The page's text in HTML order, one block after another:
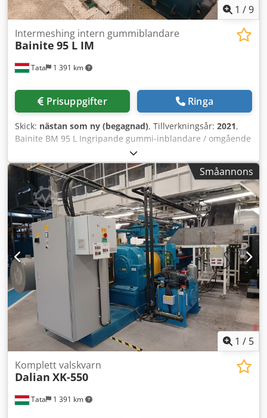
1 /9
Tata 1 391 km
Intermeshing intern gummiblandare
Bainite 95 L IM
Prisuppgifter Ringa
Skick: nästan som ny (begagnad), Tillverkningsår: 2021,
Bainite BM 95 L Ingripande gummi-inblandare / omgående
tillgänglig Modell: 95 L IM Intensiv blandning av olika typer
av gummi Rotortyp: HP-5 Behållarvolym: 95 liter Dosermått:
860 mm x 407,7 mm Doseringskapacitet (kg): 95 x specifik
vikt för blandningen x fyllnadsfaktor Fyllnadsfaktorn beror
på blandningens viskositet, rotorns varvtal och trycket på
det flytande vikten. Den ligger mellan 0,65 och 0,90. En
typisk matningsmängd för en gummiblandning är 95 x 1,15
x 0,65 = ca 72 kg/matning. Dsdpfxey E I Awj Abvokr
Motoreffekt: 420 kW, 1000 varv/min, 415 V, 50 Hz
växelströmsmotor Rotationshastighet: 6 till 60 varv/min
Driftstid: Kontinuerlig Utloppslucka: Hydrauliskt
manövrerad skjutlucka på kammarsidan: Perforerad på
omkretsen Flytande vikt: Hydrauliskt manövrerad Blandare:
ca 10 t Huvudmotor: ca 5 t Huvudväxel: ca 5 t
Huvudstyrpanel: ca 1,5 t
Småannons
1 / 5
Tata 1 391 km
Komplett valskvarn
Dalian XK-550